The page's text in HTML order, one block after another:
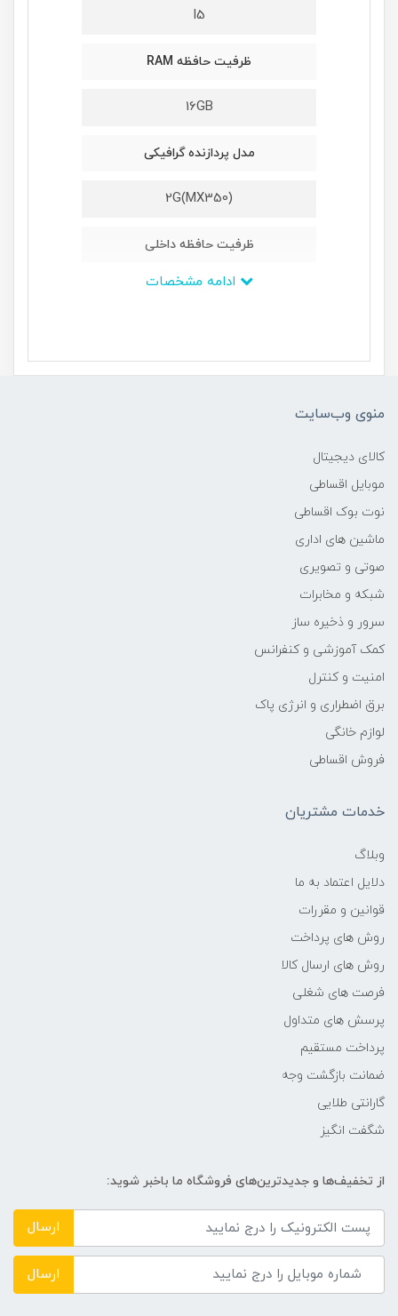
I5
ظرفیت حافظه RAM
16GB
مدل پردازنده گرافیکی
2G(MX350)
ظرفیت حافظه داخلی
512GB
362.2×251.5×19.9 میلی‌متر
حافظه دستگاه
---
منوی وب‌سایت
کالای دیجیتال
موبایل اقساطی
نوت بوک اقساطی
ماشین های اداری
صوتی و تصویری
شبکه و مخابرات
سرور و ذخیره ساز
کمک آموزشی و کنفرانس
امنیت و کنترل
برق اضطراری و انرژی پاک
لوازم خانگی
فروش اقساطی
خدمات مشتریان
وبلاگ
دلایل اعتماد به ما
قوانین و مقررات
روش های پرداخت
روش های ارسال کالا
فرصت های شغلی
پرسش های متداول
پرداخت مستقیم
ضمانت بازگشت وجه
گارانتی طلایی
شگفت انگیز
از تخفیف‌ها و جدیدترین‌های فروشگاه ما باخبر شوید:
ارسال
ارسال